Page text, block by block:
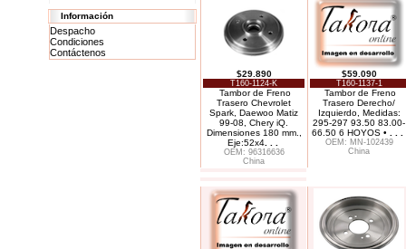
Información
Despacho
Condiciones
Contáctenos
$29.890
T160-1124-K
Tambor de Freno
Trasero Chevrolet
Spark, Daewoo Matiz
99-08, Chery iQ.
Dimensiones 180 mm.,
Eje:52x4. . .
OEM: 96316636
China
$59.090
T160-1137-1
Tambor de Freno
Trasero Derecho/
Izquierdo, Medidas:
295-297 93.50 83.00-
66.50 6 HOYOS •
OEM: MN-102439
China